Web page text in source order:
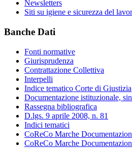
Newsletters
Siti su igiene e sicurezza del
Banche Dati
Fonti normative
Giurisprudenza
Contrattazione Collettiva
Interpelli
Indice tematico Corte di Giustizia
Documentazione istituzionale,
Rassegna bibliografica
D.lgs. 9 aprile 2008, n. 81
Indici tematici
CoReCo Marche
CoReCo Marche